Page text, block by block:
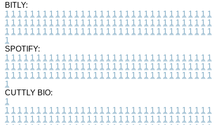
BITLY:
1 1 1 1 1 1 1 1 1 1 1 1 1 1 1 1 1 1 1 1 1 1 1 1 1 1 1 1 1 1 1 1 1
1 1 1 1 1 1 1 1 1 1 1 1 1 1 1 1 1 1 1 1 1 1 1 1 1 1 1 1 1 1 1 1 1
1 1 1 1 1 1 1 1 1 1 1 1 1 1 1 1 1 1 1 1 1 1 1 1 1 1 1 1 1 1 1 1 1
1
SPOTIFY:
1 1 1 1 1 1 1 1 1 1 1 1 1 1 1 1 1 1 1 1 1 1 1 1 1 1 1 1 1 1 1 1 1
1 1 1 1 1 1 1 1 1 1 1 1 1 1 1 1 1 1 1 1 1 1 1 1 1 1 1 1 1 1 1 1 1
1 1 1 1 1 1 1 1 1 1 1 1 1 1 1 1 1 1 1 1 1 1 1 1 1 1 1 1 1 1 1 1 1
1
CUTTLY BIO:
1
1 1 1 1 1 1 1 1 1 1 1 1 1 1 1 1 1 1 1 1 1 1 1 1 1 1 1 1 1 1 1 1 1
1 1 1 1 1 1 1 1 1 1 1 1 1 1 1 1 1 1 1 1 1 1 1 1 1 1 1 1 1 1 1 1 1